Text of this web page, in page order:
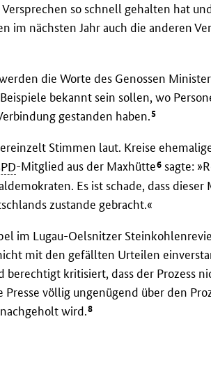
Versprechen so schnell gehalten hat
im nächsten Jahr auch die anderen
die Worte des Genossen
bekannt sein sollen, wo
gestanden haben.5
Stimmen laut. Kreise
-Mitglied aus der Maxhütte6 sagte:
Es ist schade, dass
zustande gebracht.«
im Lugau-Oelsnitzer
mit den gefällten Urteilen
kritisiert, dass der Prozess
völlig ungenügend über den
wird.8